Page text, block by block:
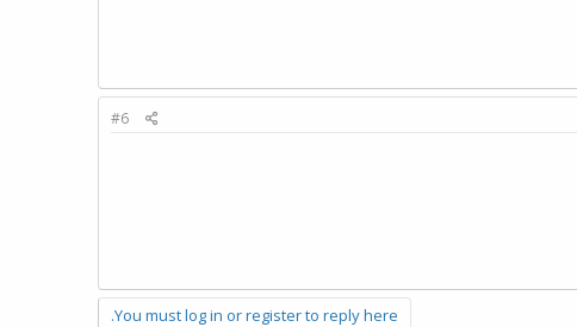
#6
You must log in or register to reply here.